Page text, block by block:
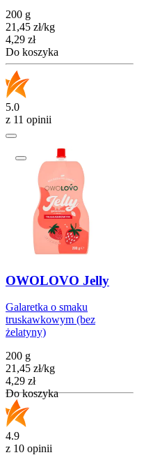
200 g
21,45 zł/kg
Cena
4,29 zł
Do koszyka
5.0
z 11 opinii
OWOLOVO Jelly
Galaretka o smaku
truskawkowym (bez
żelatyny)
200 g
21,45 zł/kg
Cena
4,29 zł
Do koszyka
4.9
z 10 opinii